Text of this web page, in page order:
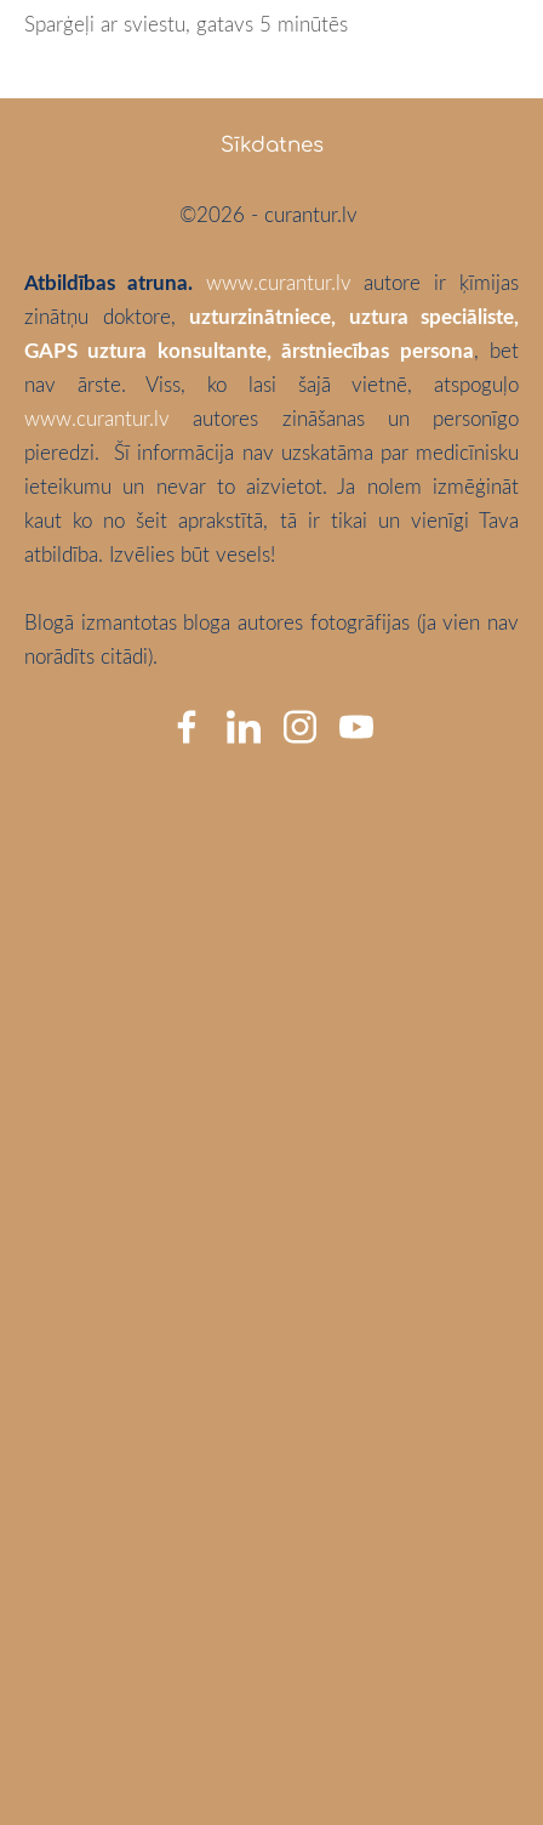
Sparģeļi ar sviestu, gatavs 5 minūtēs
Sīkdatnes
©2026 - curantur.lv
Atbildības atruna. www.curantur.lv autore ir ķīmijas
zinātņu doktore, uzturzinātniece, uztura speciāliste,
GAPS uztura konsultante, ārstniecības persona, bet
nav ārste. Viss, ko lasi šajā vietnē, atspoguļo
www.curantur.lv autores zināšanas un personīgo
pieredzi. Šī informācija nav uzskatāma par medicīnisku
ieteikumu un nevar to aizvietot. Ja nolem izmēģināt
kaut ko no šeit aprakstītā, tā ir tikai un vienīgi Tava
atbildība. Izvēlies būt vesels!
Blogā izmantotas bloga autores fotogrāfijas (ja vien nav
norādīts citādi).